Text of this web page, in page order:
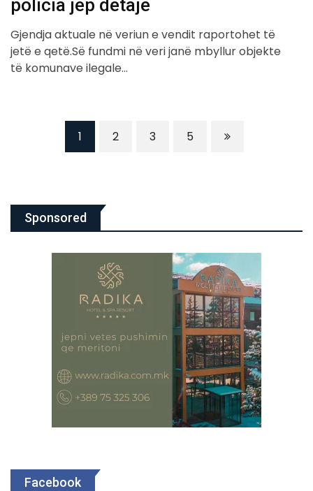
policia jep detaje
Gjendja aktuale në veriun e vendit raportohet të
jetë e qetë.Së fundmi në veri janë mbyllur objekte
të komunave ilegale…
1 2 3 5
Sponsored
Facebook